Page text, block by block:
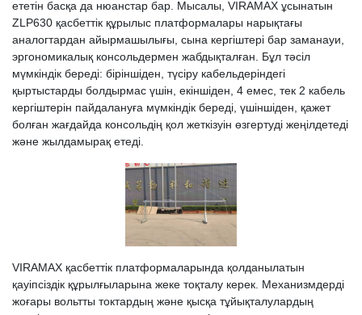
ететін басқа да нюанстар бар. Мысалы, VIRAMAX ұсынатын
ZLP630 қасбеттік құрылыс платформалары нарықтағы
аналогтардан айырмашылығы, сына кергіштері бар заманауи,
эргономикалық консольдермен жабдықталған. Бұл тәсіл
мүмкіндік береді: біріншіден, түсіру кабельдеріндегі
қыртыстарды болдырмас үшін, екіншіден, 4 емес, тек 2 кабель
кергіштерін пайдалануға мүмкіндік береді, үшіншіден, қажет
болған жағдайда консольдің қол жеткізуін өзгертуді жеңілдетеді
және жылдамырақ етеді.
VIRAMAX қасбеттік платформаларында қолданылатын
қауіпсіздік құрылғыларына жеке тоқталу керек. Механизмдерді
жоғары вольтты токтардың және қысқа тұйықталулардың